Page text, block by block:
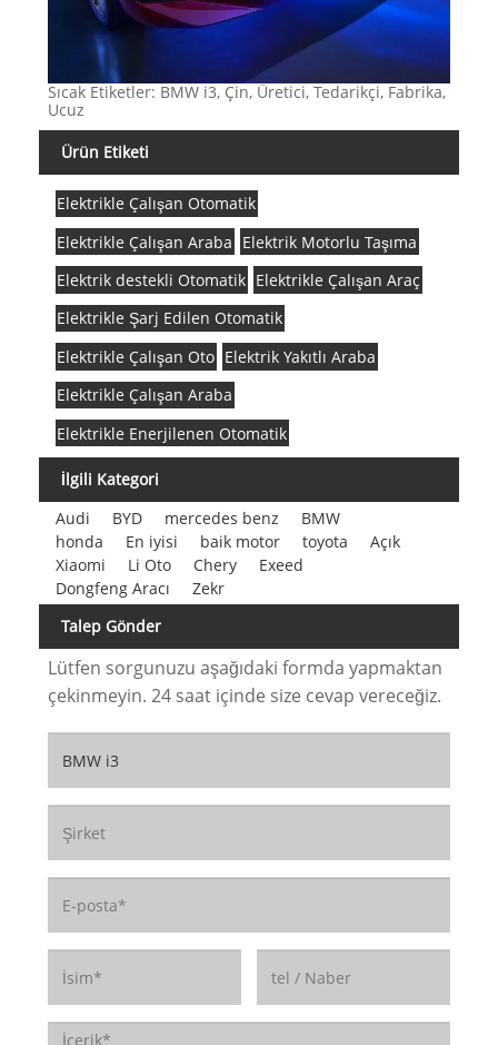
Sıcak Etiketler: BMW i3, Çin, Üretici, Tedarikçi, Fabrika,
Ucuz
Ürün Etiketi
Elektrikle Çalışan Otomatik
Elektrikle Çalışan Araba Elektrik Motorlu Taşıma
Elektrik destekli Otomatik Elektrikle Çalışan Araç
Elektrikle Şarj Edilen Otomatik
Elektrikle Çalışan Oto Elektrik Yakıtlı Araba
Elektrikle Çalışan Araba
Elektrikle Enerjilenen Otomatik
İlgili Kategori
Audi
BYD mercedes benz
BMW
honda
En iyisi baik motor toyota
Açık
Xiaomi
Li Oto Chery
Exeed
Dongfeng Aracı
Zekr
Talep Gönder
Lütfen sorgunuzu aşağıdaki formda yapmaktan
çekinmeyin. 24 saat içinde size cevap vereceğiz.